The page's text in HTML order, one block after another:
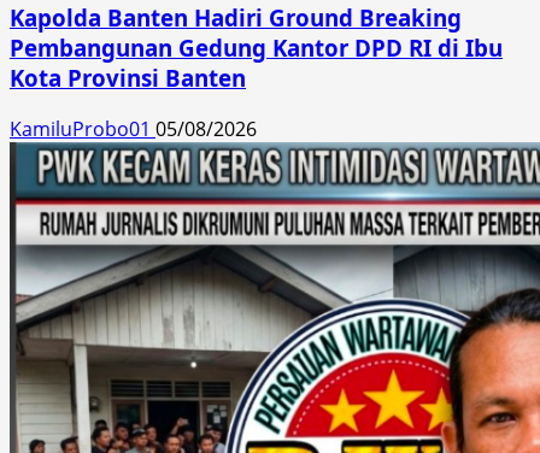
Kapolda Banten Hadiri Ground Breaking
Pembangunan Gedung Kantor DPD RI di Ibu
Kota Provinsi Banten
KamiluProbo01 05/08/2026